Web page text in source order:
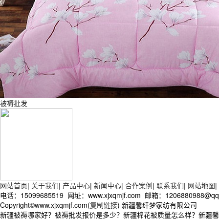
被褥批发
网站首页| 关于我们| 产品中心| 新闻中心| 合作案例| 联系我们| 网站地图|
电话：15099685519 网址：www.xjxqmjf.com 邮箱：
Copyright©www.xjxqmjf.com(复制链接) 新疆馨纤梦家纺有限公司
新疆被褥哪家好？被褥批发报价是多少？新疆棉花被质量怎么样？新